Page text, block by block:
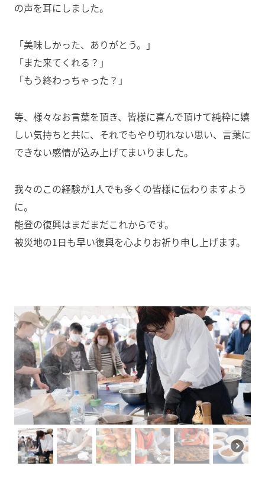
の声を耳にしました。
「美味しかった、ありがとう。」
「また来てくれる？」
「もう終わっちゃった？」
等、様々なお言葉を頂き、皆様に喜んで頂けて純粋に嬉
しい気持ちと共に、それでもやり切れない思い、言葉に
できない感情が込み上げてまいりました。
我々のこの経験が1人でも多くの皆様に伝わりますよう
に。
能登の復興はまだまだこれからです。
被災地の1日も早い復興を心よりお祈り申し上げます。